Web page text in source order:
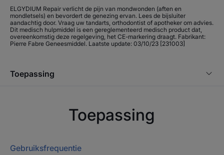
ELGYDIUM Repair Gel vormt een beschermende laag
op de geïrriteerde mondweefsels.
Voordelen
• BEVORDERT het natuurlijke genezingsproces van
jaar gebruikt worden.
ELGYDIUM Repair verlicht de pijn van mondwonden (aften en
mondletsels) en bevordert de genezing ervan. Lees de bijsluiter
aandachtig door. Vraag uw tandarts, orthodontist of apotheker om advies.
Dit medisch hulpmiddel is een gereglementeerd medisch product dat,
overeenkomstig deze regelgeving, het CE-markering draagt. Fabrikant:
Pierre Fabre Geneesmiddel. Laatste update: 03/10/23 [231003]
Toepassing
Toepassing
Gebruiksfrequentie